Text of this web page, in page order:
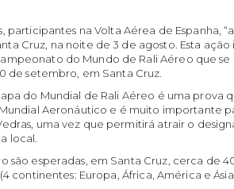
participantes na Volta Aérea de Espanha,
Cruz, na noite de 3 de agosto. Esta
do Mundo de Rali Aéreo que
de setembro, em Santa Cruz.
do Mundial de Rali Aéreo é uma prova
Aeronáutico e é muito importante
uma vez que permitirá atrair o
local.
são esperadas, em Santa Cruz, cerca de
continentes: Europa, África, América e